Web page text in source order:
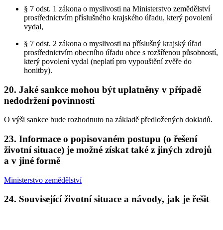
§ 7 odst. 1 zákona o myslivosti na Ministerstvo zemědělství
prostřednictvím příslušného krajského úřadu, který povolení
vydal,
§ 7 odst. 2 zákona o myslivosti na příslušný krajský úřad
prostřednictvím obecního úřadu obce s rozšířenou působností,
který povolení vydal (neplatí pro vypouštění zvěře do
honitby).
20. Jaké sankce mohou být uplatněny v případě
nedodržení povinností
O výši sankce bude rozhodnuto na základě předložených dokladů.
23. Informace o popisovaném postupu (o řešení
životní situace) je možné získat také z jiných zdrojů
a v jiné formě
Ministerstvo zemědělství
24. Související životní situace a návody, jak je řešit